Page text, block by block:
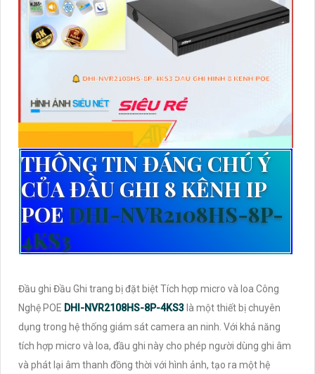
THÔNG TIN ĐÁNG CHÚ Ý
CỦA ĐẦU GHI 8 KÊNH IP
POEDHI-NVR2108HS-8P-
4KS3
Đầu ghi Đầu Ghi trang bị đặt biệt Tích hợp micro và loa Công
Nghệ POE DHI-NVR2108HS-8P-4KS3 là một thiết bị chuyên
dụng trong hệ thống giám sát camera an ninh. Với khả năng
tích hợp micro và loa, đầu ghi này cho phép người dùng ghi âm
và phát lại âm thanh đồng thời với hình ảnh, tạo ra một hệ